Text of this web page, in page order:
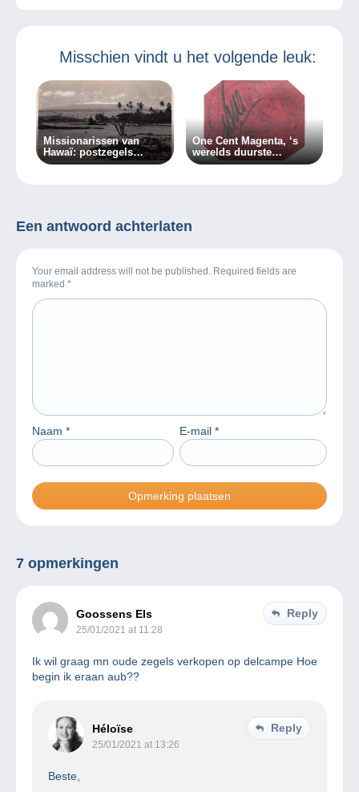
Misschien vindt u het volgende leuk:
Missionarissen van
Hawaï: postzegels
waarvoor een misdaad
One Cent Magenta, ‘s
werelds duurste
postzegel…
Een antwoord achterlaten
Your email address will not be published. Required fields are
marked *
Naam * E-mail *
7 opmerkingen
Goossens Els
25/01/2021 at 11:28
Reply
Ik wil graag mn oude zegels verkopen op delcampe Hoe
begin ik eraan aub??
Héloïse
25/01/2021 at 13:26
Reply
Beste,